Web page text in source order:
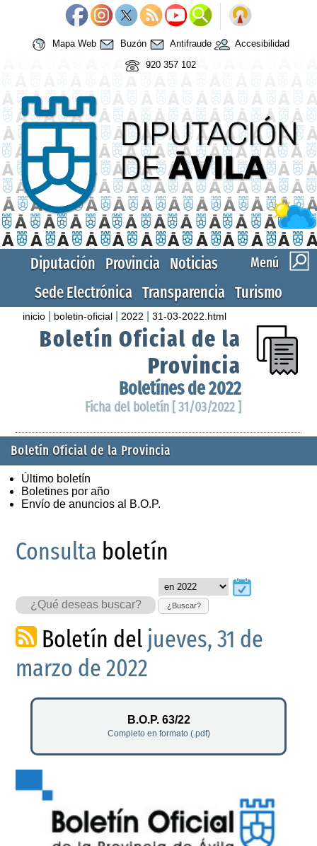
Mapa Web Buzón Antifraude
Accesibilidad
920 357 102
Menú
Diputación Provincia Noticias
Sede Electrónica Transparencia Turismo
inicio boletin-oficial 2022 |31-03-2022.html
Boletín Oficial de la
Provincia
Boletínes de 2022
Ficha del boletín [ 31/03/2022 ]
Boletín Oficial de la Provincia
Último boletín
Boletines por año
Envío de anuncios al B.O.P.
Consulta boletín
¿Buscar?
Boletín del jueves, 31 de
marzo de 2022
B.O.P. 63/22
Completo en formato (.pdf)